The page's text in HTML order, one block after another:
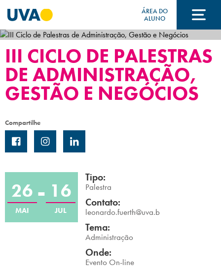
ÁREA DO
ALUNO
A UVA
CURSOS
FORMAS DE INGRESSO
Acontece na UVA
Atendimento (21) 2574 8888
III CICLO DE PALESTRAS
DE ADMINISTRAÇÃO,
GESTÃO E NEGÓCIOS
Compartilhe
26
MAI
16
JUL
Tipo:
Palestra
Contato:
leonardo.fuerth@uva.b
Tema:
Administração
Onde:
Evento On-line